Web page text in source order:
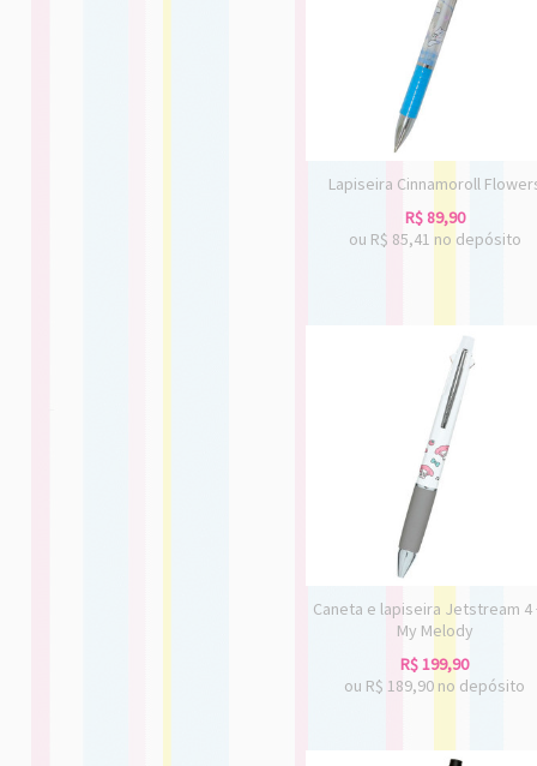
Lapiseira Cinnamoroll
R$ 89,90
ou R$ 85,41 no depósito
Caneta e lapiseira Jetstream 4
My Melody
R$199,90
ou R$ 189,90 no depósito